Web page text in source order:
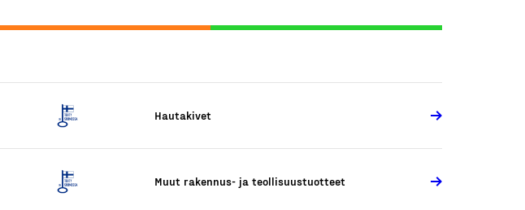
Hautakivet
Muut rakennus- ja teollisuustuotteet